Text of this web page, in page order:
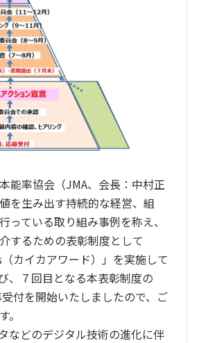
能率協会（JMA、会長：中村正
を生み出す持続的な経営、組
っている取り組み事例を称え、
するための表彰制度として
（カイカアワード）」を実施して
、７回目となる本表彰制度の
付を開始いたしましたので、ご
。
などのデジタル技術の進化に伴